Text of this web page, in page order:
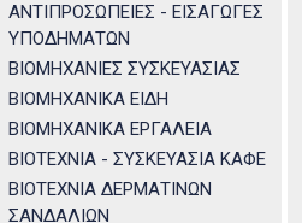
ΑΝΤΙΠΡΟΣΩΠΕΙΕΣ - ΕΙΣΑΓΩΓΕΣ
ΥΠΟΔΗΜΑΤΩΝ
ΒΙΟΜΗΧΑΝΙΕΣ ΣΥΣΚΕΥΑΣΙΑΣ
ΒΙΟΜΗΧΑΝΙΚΑ ΕΙΔΗ
ΒΙΟΜΗΧΑΝΙΚΑ ΕΡΓΑΛΕΙΑ
ΒΙΟΤΕΧΝΙΑ - ΣΥΣΚΕΥΑΣΙΑ ΚΑΦΕ
ΒΙΟΤΕΧΝΙΑ ΔΕΡΜΑΤΙΝΩΝ
ΣΑΝΔΑΛΙΩΝ